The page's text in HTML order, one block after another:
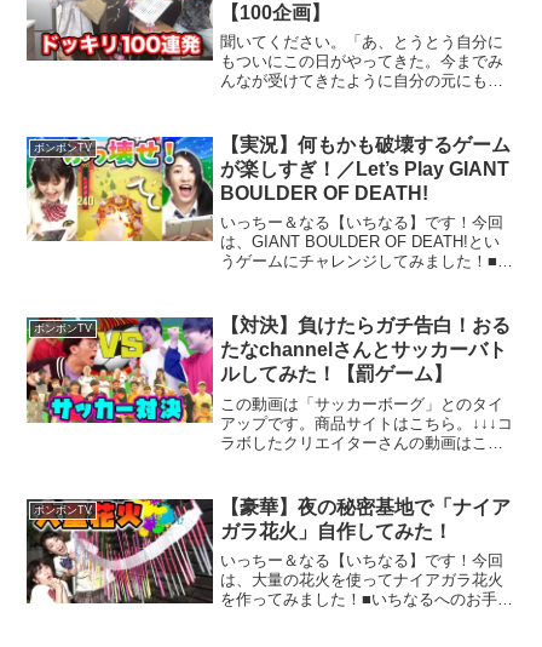
【100企画】
聞いてください。「あ、とうとう自分に
もついにこの日がやってきた。今までみ
んなが受けてきたように自分の元にも遂
お昼すぎから、りっちゃんとよっちが2人
で撮影をすると言ってい...
ボンボンTV
【実況】何もかも破壊するゲーム
が楽しすぎ！／Let’s Play GIANT
BOULDER OF DEATH!
いっちー＆なる【いちなる】です！今回
は、GIANT BOULDER OF DEATH!とい
うゲームにチャレンジしてみました！■い
「ボンボンTV」係加藤一華...
ボンボンTV
【対決】負けたらガチ告白！おる
たなchannelさんとサッカーバト
ルしてみた！【罰ゲーム】
この動画は「サッカーボーグ」とのタイ
アップです。商品サイトはこちら。↓↓↓コ
ラボしたクリエイターさんの動画はこち
ンティーズ▼おるたなcha...
ボンボンTV
【豪華】夜の秘密基地で「ナイア
ガラ花火」自作してみた！
いっちー＆なる【いちなる】です！今回
は、大量の花火を使ってナイアガラ花火
を作ってみました！■いちなるへのお手